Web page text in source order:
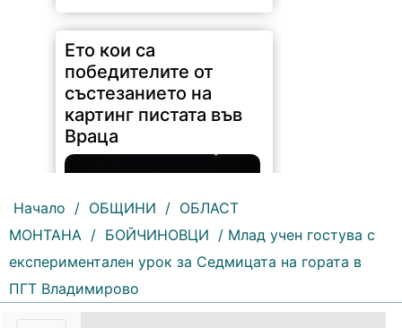
Ето кои са
победителите от
състезанието на
картинг пистата във
Враца
2026-08-06 09:46:54
Общо 28 пилоти взеха участие в
Купа Гърков „Визия 3“.
Надпреварата се проведе в
Начало / ОБЩИНИ / ОБЛАСТ
МОНТАНА / БОЙЧИНОВЦИ / Млад учен гостува с
експериментален урок за Седмицата на гората в
ПГТ Владимирово